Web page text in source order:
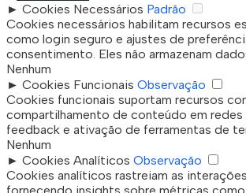
► Cookies Necessários Padrão
Cookies necessários habilitam recursos
como login seguro e ajustes de
consentimento. Eles não armazenam
Nenhum
► Cookies Funcionais Observação
Cookies funcionais suportam recursos
compartilhamento de conteúdo em
feedback e ativação de ferramentas de
Nenhum
► Cookies Analíticos Observação
Cookies analíticos rastreiam as
fornecendo insights sobre métricas